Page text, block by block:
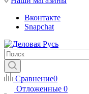
Вконтакте
Snapchat
Сравнение0
Отложенные 0